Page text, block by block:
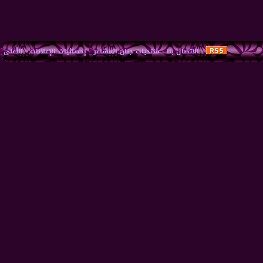
-الاتصال بنا-منتديات جنان المشاعر-إحصائيات الإعلانات-الأعلى